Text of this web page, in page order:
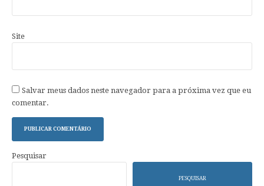
Site
Salvar meus dados neste navegador para a próxima vez que eu
comentar.
Pesquisar
PESQUISAR